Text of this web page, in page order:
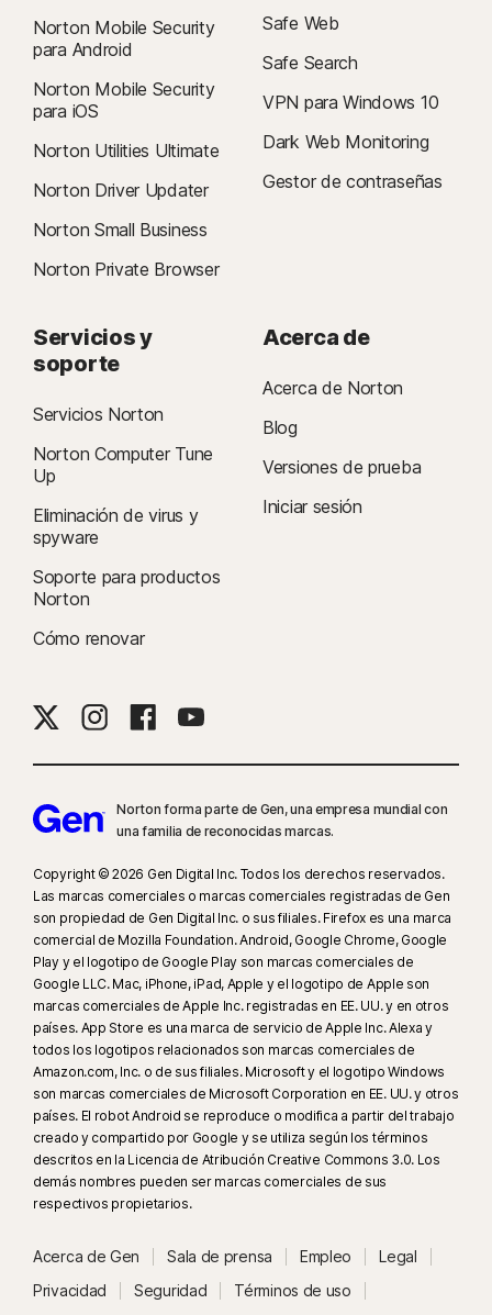
Norton Mobile Security
para Android
Norton Mobile Security
para iOS
Norton Utilities Ultimate
Norton Driver Updater
Norton Small Business
Norton Private Browser
Safe Web
Safe Search
VPN para Windows 10
Dark Web Monitoring
Gestor de contraseñas
Servicios y
soporte
Servicios Norton
Norton Computer Tune
Up
Eliminación de virus y
spyware
Soporte para productos
Norton
Cómo renovar
Acerca de
Acerca de Norton
Blog
Versiones de prueba
Iniciar sesión
Norton forma parte de Gen, una empresa mundial con
una familia de reconocidas marcas.
Copyright © 2026 Gen Digital Inc. Todos los derechos reservados.
Las marcas comerciales o marcas comerciales registradas de Gen
son propiedad de Gen Digital Inc. o sus filiales. Firefox es una marca
comercial de Mozilla Foundation. Android, Google Chrome, Google
Play y el logotipo de Google Play son marcas comerciales de
Google LLC. Mac, iPhone, iPad, Apple y el logotipo de Apple son
marcas comerciales de Apple Inc. registradas en EE. UU. y en otros
países. App Store es una marca de servicio de Apple Inc. Alexa y
todos los logotipos relacionados son marcas comerciales de
Amazon.com, Inc. o de sus filiales. Microsoft y el logotipo Windows
son marcas comerciales de Microsoft Corporation en EE. UU. y otros
países. El robot Android se reproduce o modifica a partir del trabajo
creado y compartido por Google y se utiliza según los términos
descritos en la Licencia de Atribución Creative Commons 3.0. Los
demás nombres pueden ser marcas comerciales de sus
respectivos propietarios.
Acerca de Gen Sala de prensa Empleo
Legal
Privacidad
Seguridad
Términos de uso